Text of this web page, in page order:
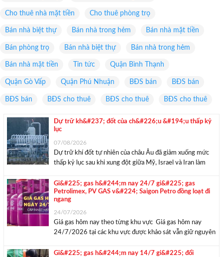
Cho thuê nhà mặt tiền Cho thuê phòng trọ
Bán nhà biệt thự Bán nhà trong hẻm Bán nhà mặt tiền
Bán phòng trọ Bán nhà biệt thự Bán nhà trong hẻm
Bán nhà mặt tiền Tin tức Quận Bình Thạnh
Quận Gò Vấp Quận Phú Nhuận BĐS bán BĐS bán
BĐS bán BĐS cho thuê BĐS cho thuê BĐS cho thuê
Dự trữ kh&#237; đốt của ch&#226;u &#194;u thấp kỷ
lục
07/08/2026
Dự trữ khí đốt tự nhiên của châu Âu đã giảm xuống mức
thấp kỷ lục sau khi xung đột giữa Mỹ, Israel và Iran làm
cuộc khủng hoảng năng lượng năm ...
Gi&#225; gas h&#244;m nay 24/7 gi&#225; gas
Petrolimex, PV GAS v&#224; Saigon Petro đồng loạt đi
ngang
24/07/2026
Giá gas hôm nay theo từng khu vực Giá gas hôm nay
24/7/2026 tại các khu vực được khảo sát vẫn giữ nguyên
bình 12kg dao động từ 483.000 – 522.000 đồng/bình,
Gi&#225; gas h&#244;m nay 14/7 gi&#225; đổi